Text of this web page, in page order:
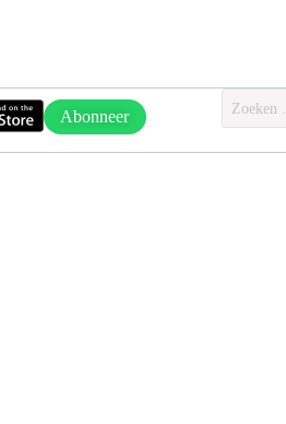
Abonneer